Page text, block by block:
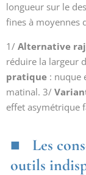
longueur sur le
fines à moyennes
1/ Alternative
réduire la largeur
pratique : nuque
matinal. 3/
effet asymétrique
Les
outils